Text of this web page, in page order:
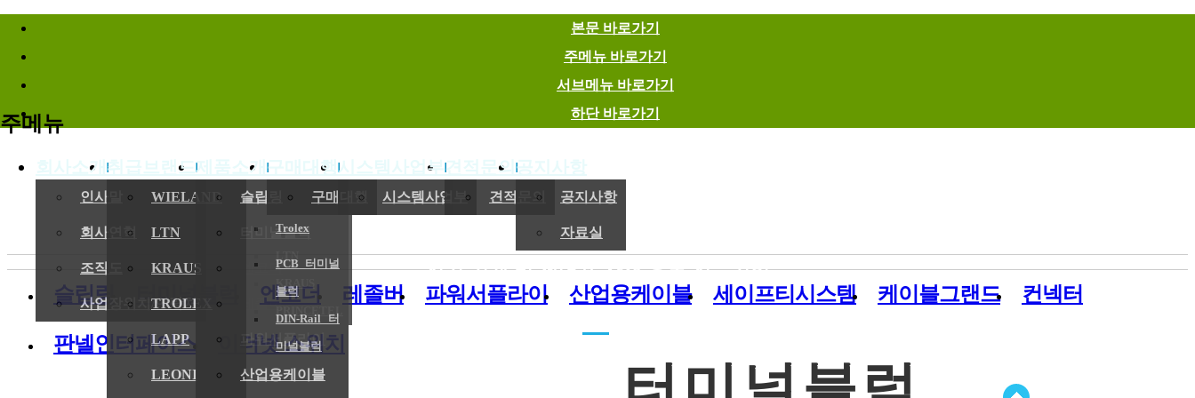
바로가기메뉴
본문 바로가기
주메뉴 바로가기
서브메뉴 바로가기
하단 바로가기
주메뉴
회사소개
인사말
회사연혁
조직도
사업장위치/연락처
취급브랜드
WIELAND
LTN
KRAUS
TROLEX
LAPP
LEONI
제품소개
슬립링
Trolex
KRAUS
PRINCETEL
터미널블럭
PCB 터미널
블럭
DIN-Rail 터
미널블럭
엔코더
레졸버
파워서플라이
산업용케이블
구매대행
구매대행
시스템사업부
시스템사업부
견적문의
견적문의
공지사항
공지사항
자료실
(주)이엠에스
전기,기계 및 제어용 자재 유통 전문기업
슬립링 터미널블럭 엔코더 레졸버 파워서플라이 산업용케이블 세이프티시스템 케이블그랜드 컨넥터
판넬인터페이스 이더넷 스위치